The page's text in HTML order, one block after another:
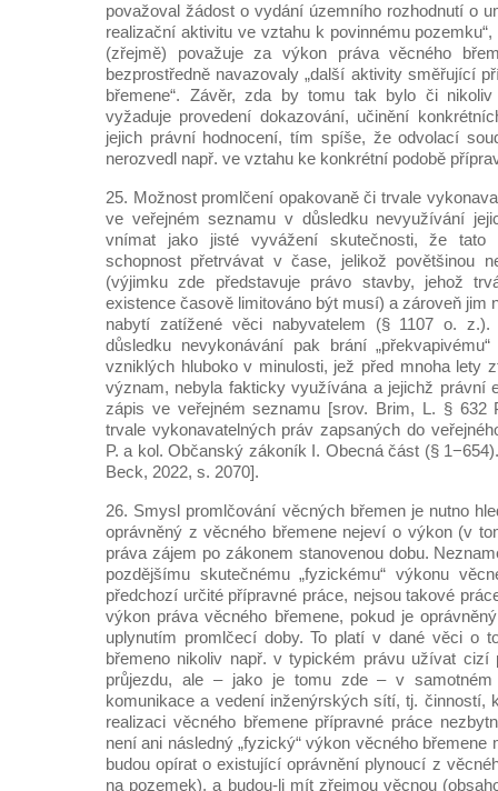
považoval žádost o vydání územního rozhodnutí o
realizační aktivitu ve vztahu k povinnému
(zřejmě) považuje za výkon práva věcného
bezprostředně navazovaly „další aktivity směřující
břemene“. Závěr, zda by tomu tak bylo či
vyžaduje provedení dokazování, učinění
jejich právní hodnocení, tím spíše, že odvolací
nerozvedl např. ve vztahu ke konkrétní podobě
25. Možnost promlčení opakovaně či trvale
ve veřejném seznamu v důsledku nevyužívání
vnímat jako jisté vyvážení skutečnosti, že tato
schopnost přetrvávat v čase, jelikož povětšinou
(výjimku zde představuje právo stavby, jehož
existence časově limitováno být musí) a zároveň jim
nabytí zatížené věci nabyvatelem (§ 1107 o. z.).
důsledku nevykonávání pak brání
vzniklých hluboko v minulosti, jež před mnoha lety
význam, nebyla fakticky využívána a jejichž právní
zápis ve veřejném seznamu [srov. Brim, L. § 632
trvale vykonavatelných práv zapsaných do
P. a kol. Občanský zákoník I. Obecná část (§
Beck, 2022, s. 2070].
26. Smysl promlčování věcných břemen je nutno
oprávněný z věcného břemene nejeví o výkon (v
práva zájem po zákonem stanovenou dobu.
pozdějšímu skutečnému „fyzickému“ výkonu
předchozí určité přípravné práce, nejsou takové
výkon práva věcného břemene, pokud je
uplynutím promlčecí doby. To platí v dané věci o
břemeno nikoliv např. v typickém právu užívat cizí
průjezdu, ale – jako je tomu zde – v
komunikace a vedení inženýrských sítí, tj. činností,
realizaci věcného břemene přípravné práce
není ani následný „fyzický“ výkon věcného
budou opírat o existující oprávnění plynoucí z
na pozemek), a budou-li mít zřejmou věcnou